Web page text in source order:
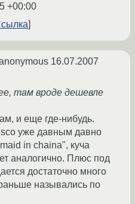
+00:00
16.07.2007
там вроде дешевле
и еще где-нибудь.
уже давным давно
in chaina", куча
аналогично. Плюс под
достаточно много
назывались по